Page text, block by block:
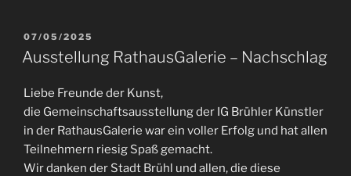
VERÖFFENTLICHT
AM
07/05/2025
Ausstellung RathausGalerie – Nachschlag
Liebe Freunde der Kunst,
die Gemeinschaftsausstellung der IG Brühler Künstler
in der RathausGalerie war ein voller Erfolg und hat allen
Teilnehmern riesig Spaß gemacht.
Wir danken der Stadt Brühl und allen, die diese